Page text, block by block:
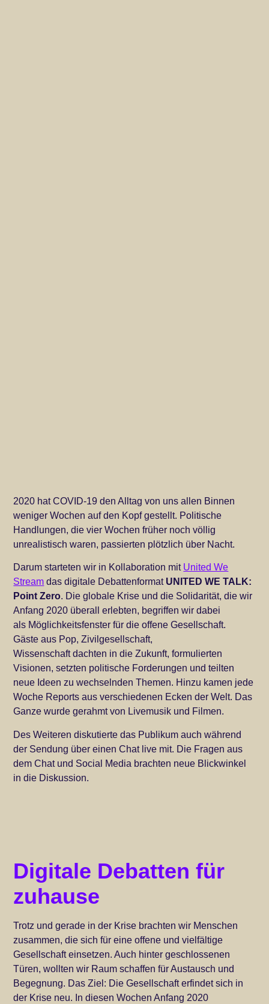
2020 hat COVID-19 den Alltag von uns allen Binnen
weniger Wochen auf den Kopf gestellt. Politische
Handlungen, die vier Wochen früher noch völlig
unrealistisch waren, passierten plötzlich über Nacht.
Darum starteten wir in Kollaboration mit United We
Stream das digitale Debattenformat UNITED WE TALK:
Point Zero. Die globale Krise und die Solidarität, die wir
Anfang 2020 überall erlebten, begriffen wir dabei
als Möglichkeitsfenster für die offene Gesellschaft.
Gäste aus Pop, Zivilgesellschaft,
Wissenschaft dachten in die Zukunft, formulierten
Visionen, setzten politische Forderungen und teilten
neue Ideen zu wechselnden Themen. Hinzu kamen jede
Woche Reports aus verschiedenen Ecken der Welt. Das
Ganze wurde gerahmt von Livemusik und Filmen.
Des Weiteren diskutierte das Publikum auch während
der Sendung über einen Chat live mit. Die Fragen aus
dem Chat und Social Media brachten neue Blickwinkel
in die Diskussion.
Digitale Debatten für
zuhause
Trotz und gerade in der Krise brachten wir Menschen
zusammen, die sich für eine offene und vielfältige
Gesellschaft einsetzen. Auch hinter geschlossenen
Türen, wollten wir Raum schaffen für Austausch und
Begegnung. Das Ziel: Die Gesellschaft erfindet sich in
der Krise neu. In diesen Wochen Anfang 2020